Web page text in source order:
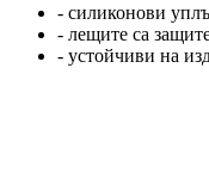
- силиконови
- лещите са
- устойчиви на